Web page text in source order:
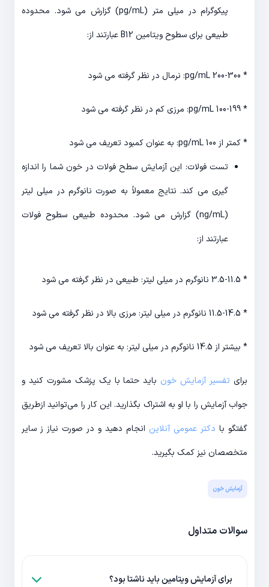
پیکوگرام در میلی متر (pg/mL) گزارش می شود. محدوده
طبیعی برای سطوح ویتامین B12 عبارتند از:
* 200-300 pg/mL: نرمال در نظر گرفته می شود
* 100-199 pg/mL: مرزی کم در نظر گرفته می شود
* کمتر از 100 pg/mL: به عنوان کمبود تعریف می شود
تست فولات: این آزمایش سطح فولات در خون شما را اندازه
گیری می کند. نتایج معمولاً به صورت نانوگرم در میلی لیتر
(ng/mL) گزارش می شود. محدوده طبیعی سطوح فولات
عبارتند از:
* 3.5-11.5 نانوگرم در میلی لیتر: طبیعی در نظر گرفته می شود
* 11.5-14.5 نانوگرم در میلی لیتر: مرزی بالا در نظر گرفته می شود
* بیشتر از 14.5 نانوگرم در میلی لیتر: به عنوان بالا تعریف می شود
برای تفسیر آزمایش خون باید حتما با یک پزشک مشورت کنید و
جواب آزمایش را با او به اشتراک بگذارید. این کار را می‌توانید ازطریق
گفتگو با دکتر عمومی آنلاین انجام دهید و در صورت نیاز ز سایر
متخصصان نیز کمک بگیرید.
آزمایش خون
سوالات متداول
برای آزمایش ویتامین باید ناشتا بود؟